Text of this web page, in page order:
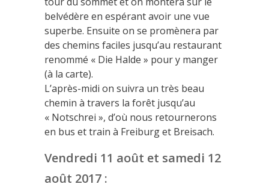
belvédère en espérant avoir une vue
superbe. Ensuite on se promènera par
des chemins faciles jusqu’au restaurant
renommé « Die Halde » pour y manger
(à la carte).
L’après-midi on suivra un très beau
chemin à travers la forêt jusqu’au
« Notschrei », d’où nous retournerons
en bus et train à Freiburg et Breisach.
Vendredi 11 août et samedi 12
août 2017 :